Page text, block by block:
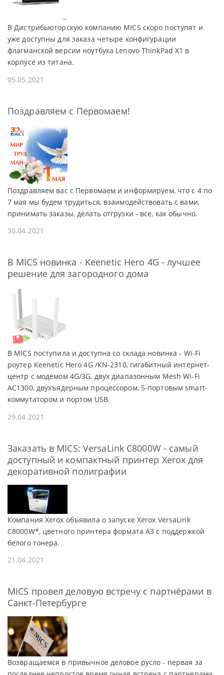
В Дистрибьюторскую компанию MICS скоро поступят и
уже доступны для заказа четыре конфигурации
флагманской версии ноутбука Lenovo ThinkPad X1 в
корпусе из титана.
05.05.2021
Поздравляем с Первомаем!
Поздравляем вас с Первомаем и информируем, что с 4 по
7 мая мы будем трудиться, взаимодействовать с вами,
принимать заказы, делать отгрузки - все, как обычно.
30.04.2021
В MICS новинка - Keenetic Hero 4G - лучшее
решение для загородного дома
В MICS поступила и доступна со склада новинка - Wi-Fi
роутер Keenetic Hero 4G /KN-2310, гигабитный интернет-
центр с модемом 4G/3G, двух диапазонным Mesh Wi-Fi
AC1300, двухъядерным процессором, 5-портовым smart-
коммутатором и портом USB.
29.04.2021
Заказать в MICS: VersaLink C8000W - самый
доступный и компактный принтер Xerox для
декоративной полиграфии
Компания Xerox объявила о запуске Xerox VersaLink
C8000W*, цветного принтера формата A3 с поддержкой
белого тонера.
21.04.2021
MICS провел деловую встречу с партнёрами в
Санкт-Петербурге
Возвращаемся в привычное деловое русло - первая за